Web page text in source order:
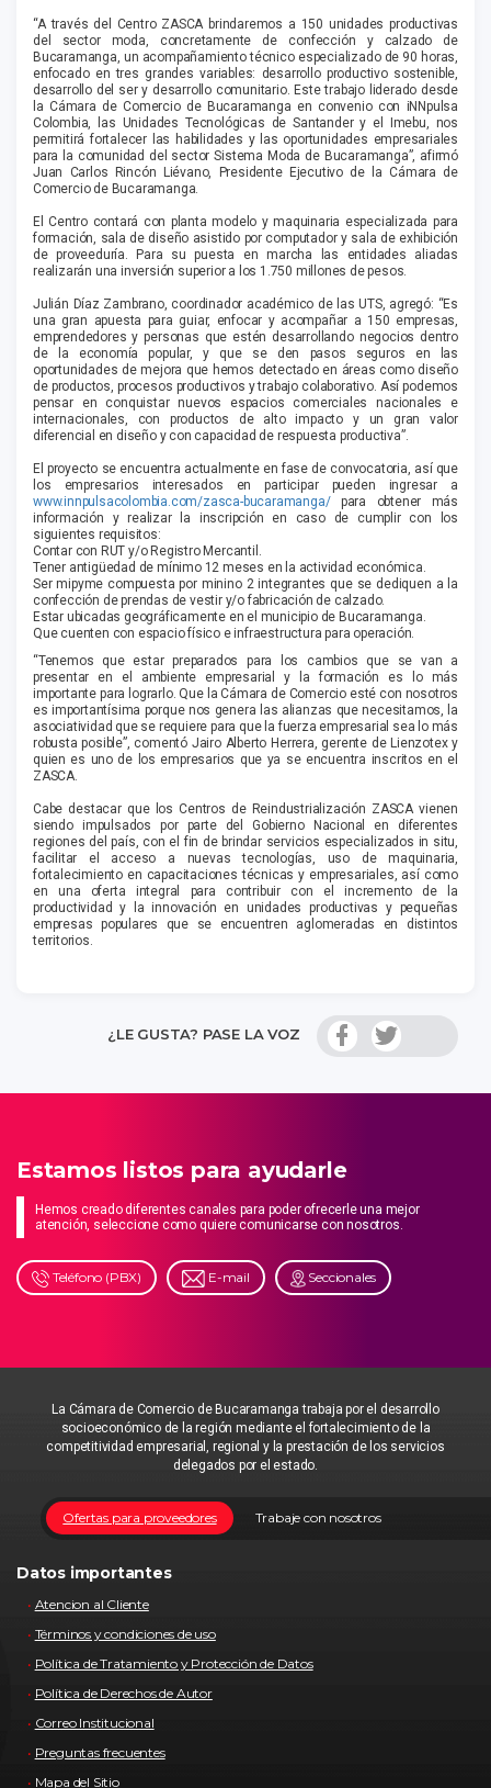
“A través del Centro ZASCA brindaremos a 150 unidades productivas
del sector moda, concretamente de confección y calzado de
Bucaramanga, un acompañamiento técnico especializado de 90 horas,
enfocado en tres grandes variables: desarrollo productivo sostenible,
desarrollo del ser y desarrollo comunitario. Este trabajo liderado desde
la Cámara de Comercio de Bucaramanga en convenio con iNNpulsa
Colombia, las Unidades Tecnológicas de Santander y el Imebu, nos
permitirá fortalecer las habilidades y las oportunidades empresariales
para la comunidad del sector Sistema Moda de Bucaramanga”, afirmó
Juan Carlos Rincón Liévano, Presidente Ejecutivo de la Cámara de
Comercio de Bucaramanga.
El Centro contará con planta modelo y maquinaria especializada para
formación, sala de diseño asistido por computador y sala de exhibición
de proveeduría. Para su puesta en marcha las entidades aliadas
realizarán una inversión superior a los 1.750 millones de pesos.
Julián Díaz Zambrano, coordinador académico de las UTS, agregó: “Es
una gran apuesta para guiar, enfocar y acompañar a 150 empresas,
emprendedores y personas que estén desarrollando negocios dentro
de la economía popular, y que se den pasos seguros en las
oportunidades de mejora que hemos detectado en áreas como diseño
de productos, procesos productivos y trabajo colaborativo. Así podemos
pensar en conquistar nuevos espacios comerciales nacionales e
internacionales, con productos de alto impacto y un gran valor
diferencial en diseño y con capacidad de respuesta productiva”.
El proyecto se encuentra actualmente en fase de convocatoria, así que
los empresarios interesados en participar pueden ingresar a
www.innpulsacolombia.com/zasca-bucaramanga/para obtener más
información y realizar la inscripción en caso de cumplir con los
siguientes requisitos:
Contar con RUT y/o Registro Mercantil.
Tener antigüedad de mínimo 12 meses en la actividad económica.
Ser mipyme compuesta por minino 2 integrantes que se dediquen a la
confección de prendas de vestir y/o fabricación de calzado.
Estar ubicadas geográficamente en el municipio de Bucaramanga.
Que cuenten con espacio físico e infraestructura para operación.
“Tenemos que estar preparados para los cambios que se van a
presentar en el ambiente empresarial y la formación es lo más
importante para lograrlo. Que la Cámara de Comercio esté con nosotros
es importantísima porque nos genera las alianzas que necesitamos, la
asociatividad que se requiere para que la fuerza empresarial sea lo más
robusta posible”, comentó Jairo Alberto Herrera, gerente de Lienzotex y
quien es uno de los empresarios que ya se encuentra inscritos en el
ZASCA.
Cabe destacar que los Centros de Reindustrialización ZASCA vienen
siendo impulsados por parte del Gobierno Nacional en diferentes
regiones del país, con el fin de brindar servicios especializados in situ,
facilitar el acceso a nuevas tecnologías, uso de maquinaria,
fortalecimiento en capacitaciones técnicas y empresariales, así como
en una oferta integral para contribuir con el incremento de la
productividad y la innovación en unidades productivas y pequeñas
empresas populares que se encuentren aglomeradas en distintos
territorios.
¿LE GUSTA? PASE LA VOZ
Estamos listos para ayudarle
Hemos creado diferentes canales para poder ofrecerle una mejor
atención, seleccione como quiere comunicarse con nosotros.
Teléfono (PBX) E-mail Seccionales
La Cámara de Comercio de Bucaramanga trabaja por el desarrollo
socioeconómico de la región mediante el fortalecimiento de la
competitividad empresarial, regional y la prestación de los servicios
delegados por el estado.
Trabaje con nosotros
Ofertas para proveedores
Datos importantes
Atencion al Cliente
Términos y condiciones de uso
Política de Tratamiento y Protección de Datos
Política de Derechos de Autor
Correo Institucional
Preguntas frecuentes
Mapa del Sitio